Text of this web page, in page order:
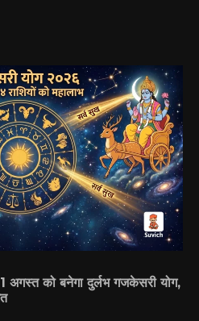
को बनेगा दुर्लभ गजकेसरी योग,